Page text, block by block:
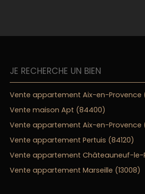
JE RECHERCHE UN BIEN
Vente appartement Aix-en-Provence
Vente maison Apt (84400)
Vente appartement Aix-en-Provence
Vente appartement Pertuis (84120)
Vente appartement Châteauneuf-le-
Vente appartement Marseille (13008)